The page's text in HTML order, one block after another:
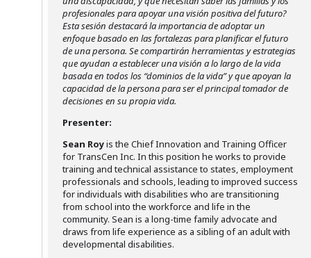
profesionales para apoyar una visión positiva del futuro?
Esta sesión destacará la importancia de adoptar un
enfoque basado en las fortalezas para planificar el futuro
de una persona. Se compartirán herramientas y estrategias
que ayudan a establecer una visión a lo largo de la vida
basada en todos los “dominios de la vida” y que apoyan la
capacidad de la persona para ser el principal tomador de
decisiones en su propia vida.
Presenter:
Sean Royis the Chief Innovation and Training Officer
for TransCen Inc. In this position he works to provide
training and technical assistance to states, employment
professionals and schools, leading to improved success
for individuals with disabilities who are transitioning
from school into the workforce and life in the
community. Sean is a long-time family advocate and
draws from life experience as a sibling of an adult with
developmental disabilities.